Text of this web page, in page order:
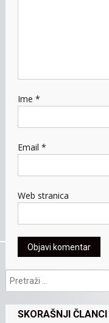
Ime *
Email *
Web stranica
SKORAŠNJI ČLANCI